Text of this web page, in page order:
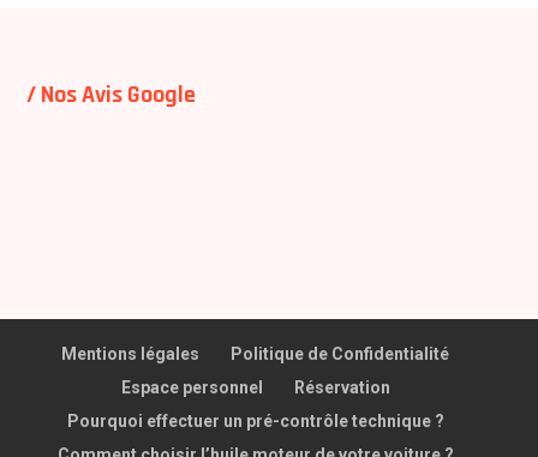
/ Nos Avis Google
Mentions légales
Politique de Confidentialité
Espace personnel
Réservation
Pourquoi effectuer un pré-contrôle technique ?